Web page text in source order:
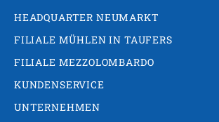
HEADQUARTER NEUMARKT
FILIALE MÜHLEN IN TAUFERS
FILIALE MEZZOLOMBARDO
KUNDENSERVICE
UNTERNEHMEN